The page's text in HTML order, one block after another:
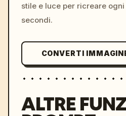
stile e luce per ricreare
secondi.
CONVERTI
ALTRE